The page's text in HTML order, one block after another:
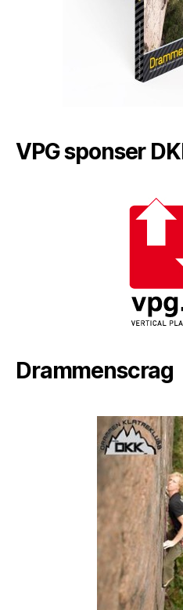
VPG sponser
Drammenscrag